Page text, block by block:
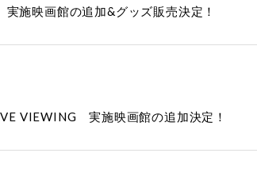
施映画館の追加&グッズ販売決定！
VIEWING 実施映画館の追加決定！